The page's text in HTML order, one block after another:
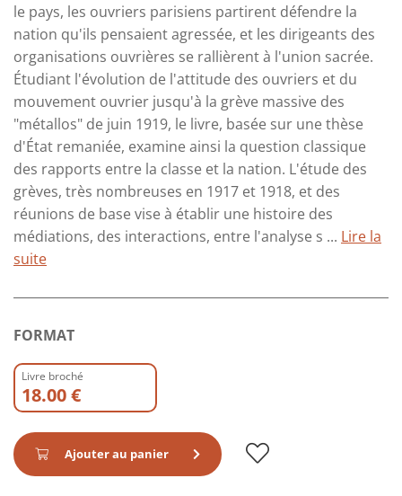
le pays, les ouvriers parisiens partirent défendre la
nation qu'ils pensaient agressée, et les dirigeants des
organisations ouvrières se rallièrent à l'union sacrée.
Étudiant l'évolution de l'attitude des ouvriers et du
mouvement ouvrier jusqu'à la grève massive des
"métallos" de juin 1919, le livre, basée sur une thèse
d'État remaniée, examine ainsi la question classique
des rapports entre la classe et la nation. L'étude des
grèves, très nombreuses en 1917 et 1918, et des
réunions de base vise à établir une histoire des
médiations, des interactions, entre l'analyse s ... Lire la
suite
FORMAT
Livre broché
18.00 €
Ajouter au panier